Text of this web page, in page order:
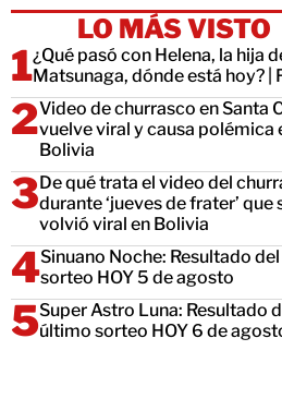
LO MÁS VISTO
¿Qué pasó con Helena, la hija
Matsunaga, dónde está hoy? |
Video de churrasco en Santa
vuelve viral y causa polémica
Bolivia
De qué trata el video del
durante ‘jueves de frater’ que
volvió viral en Bolivia
Sinuano Noche: Resultado
sorteo HOY 5 de agosto
Super Astro Luna: Resultado
último sorteo HOY 6 de